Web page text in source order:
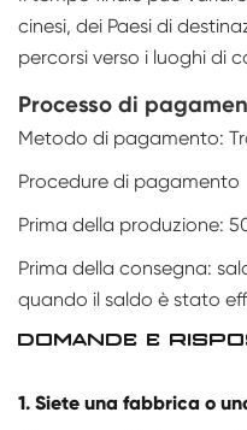
cinesi, dei Paesi di
percorsi verso i luoghi di
Processo di
Metodo di pagamento:
Procedure di pagamento
Prima della produzione:
Prima della consegna:
quando il saldo è stato
DOMANDE E
1. Siete una fabbrica o